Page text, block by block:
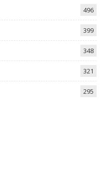
496
399
348
321
295